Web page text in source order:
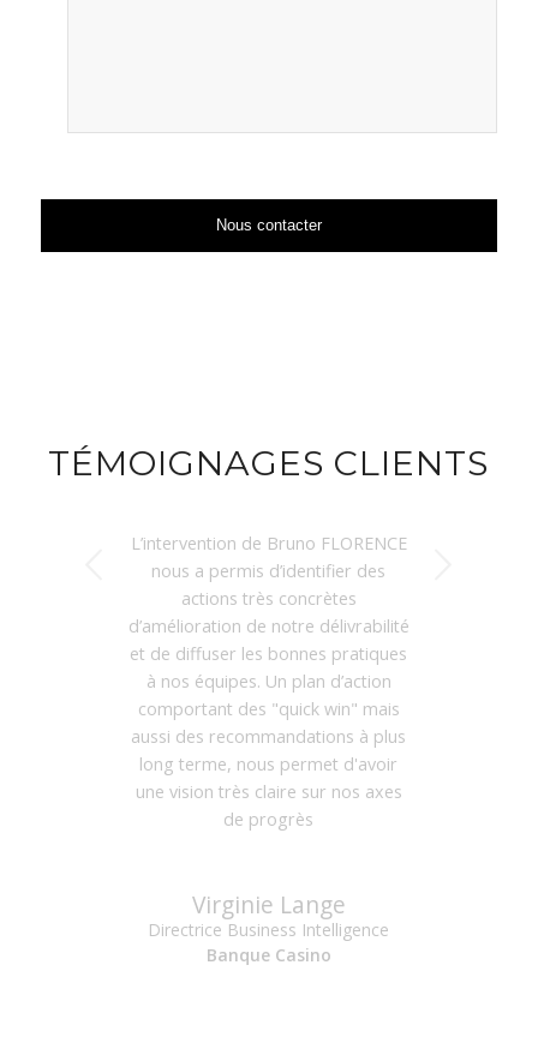
TÉMOIGNAGES CLIENTS
Directeur Général
Néovadis - Zazapapillon
L’intervention de Bruno FLORENCE
nous a permis d’identifier des
actions très concrètes
d’amélioration de notre délivrabilité
et de diffuser les bonnes pratiques
à nos équipes. Un plan d’action
comportant des "quick win" mais
aussi des recommandations à plus
long terme, nous permet d'avoir
une vision très claire sur nos axes
de progrès
Virginie Lange
Directrice Business Intelligence
Banque Casino
Suivant